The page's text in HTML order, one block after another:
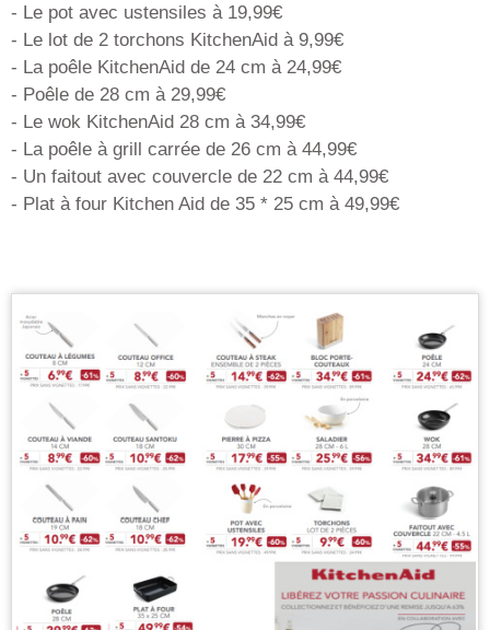
- Le pot avec ustensiles à 19,99€
- Le lot de 2 torchons KitchenAid à 9,99€
- La poêle KitchenAid de 24 cm à 24,99€
- Poêle de 28 cm à 29,99€
- Le wok KitchenAid 28 cm à 34,99€
- La poêle à grill carrée de 26 cm à 44,99€
- Un faitout avec couvercle de 22 cm à 44,99€
- Plat à four Kitchen Aid de 35 * 25 cm à 49,99€